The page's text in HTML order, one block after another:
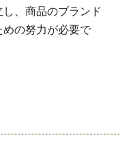
、商品のブランド
の努力が必要で